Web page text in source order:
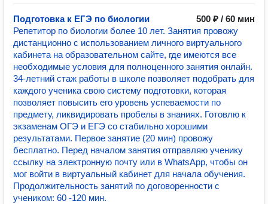
Подготовка к ЕГЭ по биологии
500 ₽ / 60 мин
Репетитор по биологии более 10 лет. Занятия провожу
дистанционно с использованием личного виртуального
кабинета на образовательном сайте, где имеются все
необходимые условия для полноценного занятия онлайн.
34-летний стаж работы в школе позволяет подобрать для
каждого ученика свою систему подготовки, которая
позволяет повысить его уровень успеваемости по
предмету, ликвидировать пробелы в знаниях. Готовлю к
экзаменам ОГЭ и ЕГЭ со стабильно хорошими
результатами. Первое занятие (20 мин) провожу
бесплатно. Перед началом занятия отправляю ученику
ссылку на электронную почту или в WhatsApp, чтобы он
мог войти в виртуальный кабинет для начала обучения.
Продолжительность занятий по договоренности с
учеником: 60 -120 мин.